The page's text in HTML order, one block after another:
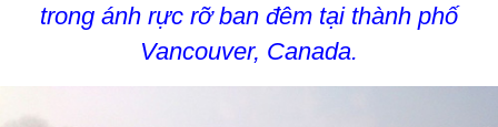
trong ánh rực rỡ ban đêm tại thành phố
Vancouver, Canada.